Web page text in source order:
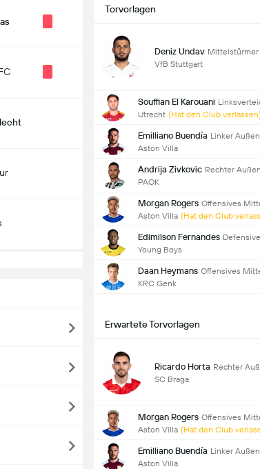
Torvorlagen
Deniz Undav Mittelstürmer
VfB Stuttgart
Souffian El Karouani
Utrecht (Hat den Club verlassen)
Emilliano Buendía Linker
Aston Villa
Andrija Zivkovic Rechter
PAOK
Morgan Rogers Offensives
Aston Villa (Hat den Club
Edimilson Fernandes
Young Boys
Daan Heymans Offensives
KRC Genk
Erwartete Torvorlagen
Ricardo Horta Rechter
SC Braga
Morgan Rogers Offensives
Aston Villa (Hat den Club
Emilliano Buendía Linker
Aston Villa